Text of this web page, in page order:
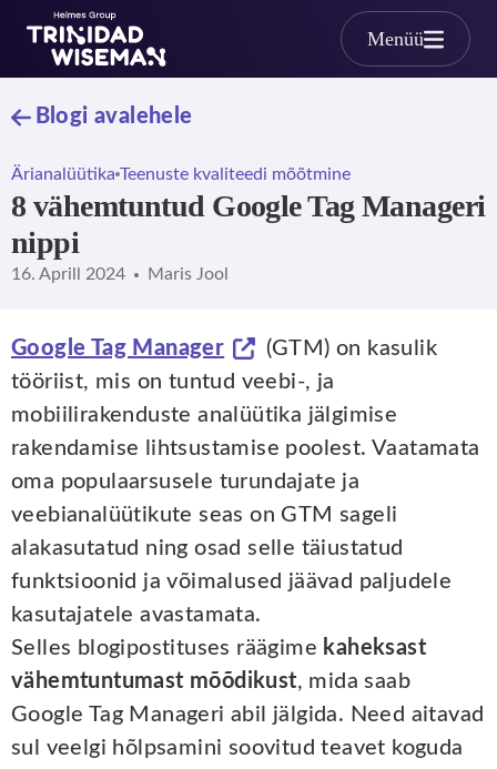
Skip to main content
Menüü
Blogi avalehele
Ärianalüütika Teenuste kvaliteedi mõõtmine
8 vähemtuntud Google Tag Manageri
nippi
16. Aprill 2024 Maris Jool
Google Tag Manager
(GTM) on kasulik
tööriist, mis on tuntud veebi-, ja
mobiilirakenduste analüütika jälgimise
rakendamise lihtsustamise poolest. Vaatamata
oma populaarsusele turundajate ja
veebianalüütikute seas on GTM sageli
alakasutatud ning osad selle täiustatud
funktsioonid ja võimalused jäävad paljudele
kasutajatele avastamata.
Selles blogipostituses räägime kaheksast
vähemtuntumast mõõdikust, mida saab
Google Tag Manageri abil jälgida. Need aitavad
sul veelgi hõlpsamini soovitud teavet koguda